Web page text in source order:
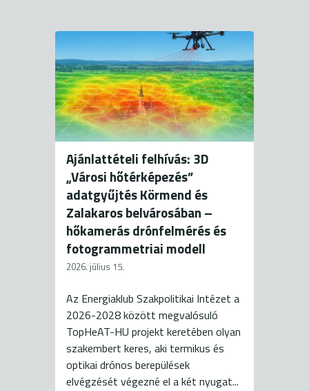
Ajánlattételi felhívás: 3D
„Városi hőtérképezés”
adatgyűjtés Körmend és
Zalakaros belvárosában –
hőkamerás drónfelmérés és
fotogrammetriai modell
2026. július 15.
Az Energiaklub Szakpolitikai Intézet a
2026-2028 között megvalósuló
TopHeAT-HU projekt keretében olyan
szakembert keres, aki termikus és
optikai drónos berepülések
elvégzését végezné el a két nyugat...